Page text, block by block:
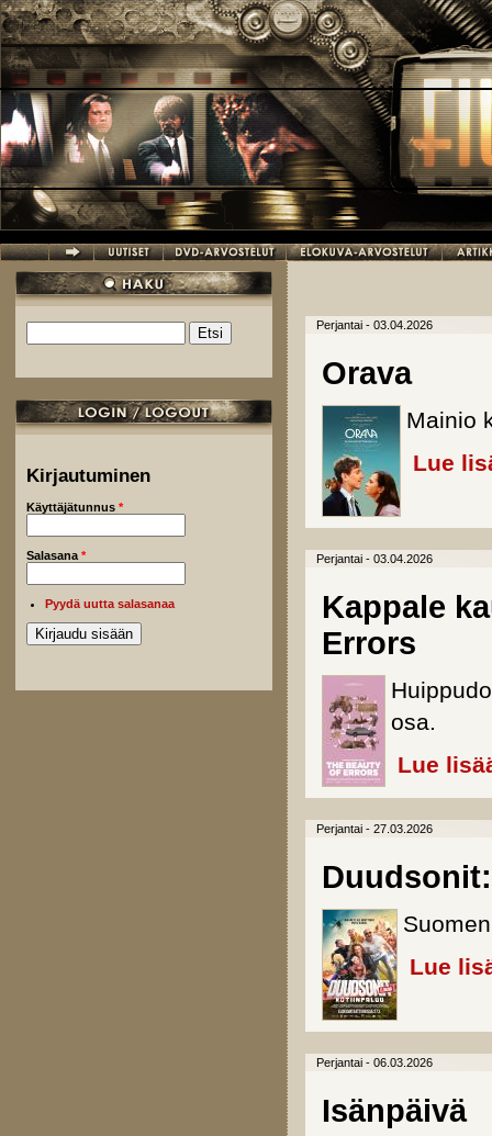
Hyppää pääsisältöön
Hakulomake
Kirjautuminen
Käyttäjätunnus *
Salasana *
Pyydä uutta salasanaa
Perjantai - 03.04.2026
Orava
Mainio
Lue
Perjantai - 03.04.2026
Kappale
Errors
osa.
Lue
Perjantai - 27.03.2026
Lue
Perjantai - 06.03.2026
Isänpäivä